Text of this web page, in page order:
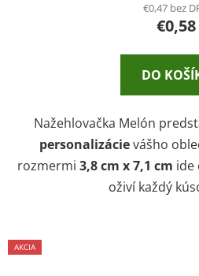
€0,47 bez
€0,58
DO
Nažehlovačka Melón
personalizácievášho
rozmermi 3,8 cm x 7,1 cm ide
oživí každý
AKCIA